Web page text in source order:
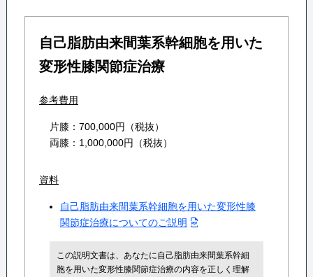
自己脂肪由来間葉系幹細胞を用いた
変形性膝関節症治療
参考費用
片膝：700,000円（税抜）
両膝：1,000,000円（税抜）
資料
自己脂肪由来間葉系幹細胞を用いた変形性膝
関節症治療についてのご説明
この説明文書は、あなたに自己脂肪由来間葉系幹細
胞を用いた変形性膝関節症治療の内容を正しく理解